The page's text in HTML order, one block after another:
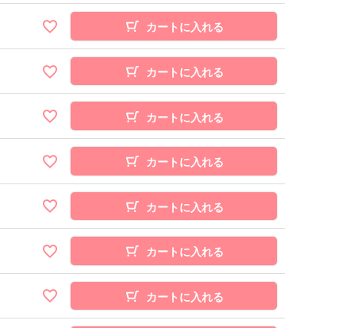
カートに入れる
カートに入れる
カートに入れる
カートに入れる
カートに入れる
カートに入れる
カートに入れる